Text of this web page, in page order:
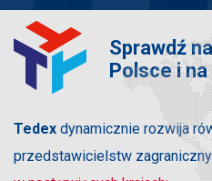
Sprawdź
Polsce i
Tedex dynamicznie rozwija
przedstawicielstw